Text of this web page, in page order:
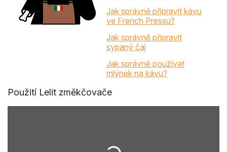
Jak správně připravit kávu
ve French Pressu?
Jak správně připravit
sypaný čaj
Jak správně používat
mlýnek na kávu?
Použití Lelit změkčovače